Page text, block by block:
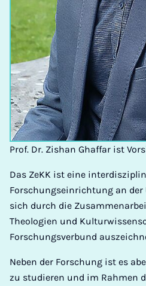
Prof. Dr. Zishan Ghaffar ist
Das ZeKK ist eine
Forschungseinrichtung an der
sich durch die
Theologien und
Forschungsverbund
Neben der Forschung ist es
zu studieren und im Rahmen